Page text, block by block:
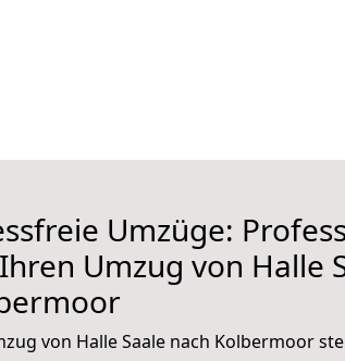
Umzüge:
Umzug von Halle
von Halle Saale nach Kolbermoor